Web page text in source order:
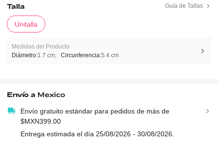
Talla Guía de Tallas
Unitalla
Medidas del Producto
Diámetro:1.7 cm Circunferencia:5.4 cm
Envío a Mexico
Envío gratuito estándar para pedidos de más de
$MXN399.00
Entrega estimada el día 25/08/2026 - 30/08/2026.